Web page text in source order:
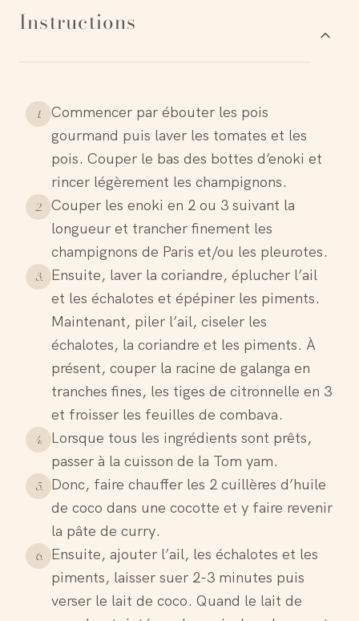
Instructions
1.
Commencer par ébouter les pois
gourmand puis laver les tomates et les
pois. Couper le bas des bottes d’enoki et
rincer légèrement les champignons.
2.
Couper les enoki en 2 ou 3 suivant la
longueur et trancher finement les
champignons de Paris et/ou les pleurotes.
3.
Ensuite, laver la coriandre, éplucher l’ail
et les échalotes et épépiner les piments.
Maintenant, piler l’ail, ciseler les
échalotes, la coriandre et les piments. À
présent, couper la racine de galanga en
tranches fines, les tiges de citronnelle en 3
et froisser les feuilles de combava.
4.
Lorsque tous les ingrédients sont prêts,
passer à la cuisson de la Tom yam.
5.
Donc, faire chauffer les 2 cuillères d’huile
de coco dans une cocotte et y faire revenir
la pâte de curry.
6.
Ensuite, ajouter l’ail, les échalotes et les
piments, laisser suer 2-3 minutes puis
verser le lait de coco. Quand le lait de